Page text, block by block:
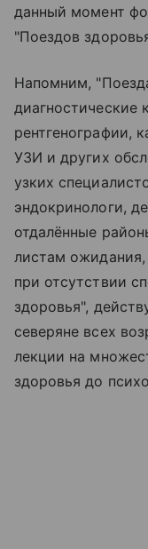
данный момент
"Поездов
Напомним,
диагностические
рентгенографии,
УЗИ и других
узких
эндокринологи,
отдалённые
листам ожидания,
при отсутствии
здоровья",
северяне всех
лекции на
здоровья до